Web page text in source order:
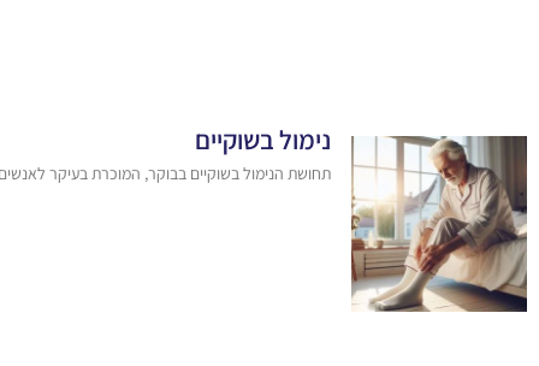
נימול בשוקיים
תחושת הנימול בשוקיים בבוקר, המוכרת בעיקר